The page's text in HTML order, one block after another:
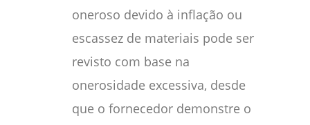
oneroso devido à inflação ou
escassez de materiais pode ser
revisto com base na
onerosidade excessiva, desde
que o fornecedor demonstre o